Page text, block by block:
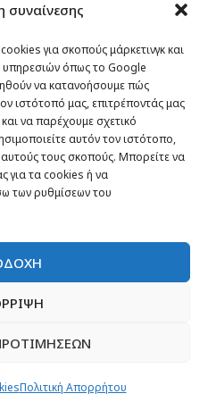
συναίνεσης
για σκοπούς μάρκετινγκ και
όπως το Google
να κατανοήσουμε πώς
ιστότοπό μας, επιτρέποντάς μας
να παρέχουμε σχετικό
αυτόν τον ιστότοπο,
τους σκοπούς. Μπορείτε να
για τα cookies ή να
των ρυθμίσεων του
Πολιτική Απορρήτου
την οποία δεν έχεις